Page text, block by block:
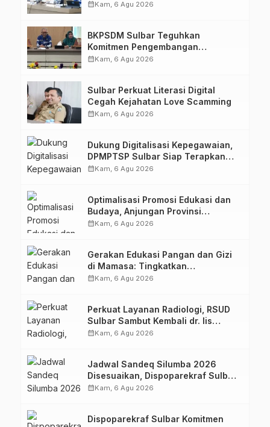
Upacara di Lapangan Ahmad
calendar_monthKam, 6 Agu 2026
BKPSDM Sulbar Teguhkan
Komitmen Pengembangan
Kompetensi ASN melalui
calendar_monthKam, 6 Agu 2026
Sulbar Perkuat Literasi Digital
Cegah Kejahatan Love Scamming
calendar_monthKam, 6 Agu 2026
Dukung Digitalisasi Kepegawaian,
DPMPTSP Sulbar Siap Terapkan
Aplikasi FLEKSI ASN
calendar_monthKam, 6 Agu 2026
Optimalisasi Promosi Edukasi dan
Budaya, Anjungan Provinsi
Sulawesi Barat Perkuat Kolaborasi
calendar_monthKam, 6 Agu 2026
Gerakan Edukasi Pangan dan Gizi
di Mamasa: Tingkatkan
Pengetahuan dan Keterampilan
calendar_monthKam, 6 Agu 2026
Perkuat Layanan Radiologi, RSUD
Sulbar Sambut Kembali dr. Iis
Imelda, Sp.Rad
calendar_monthKam, 6 Agu 2026
Jadwal Sandeq Silumba 2026
Disesuaikan, Dispoparekraf Sulbar
Pastikan Persiapan Tetap
calendar_monthKam, 6 Agu 2026
Dispoparekraf Sulbar Komitmen